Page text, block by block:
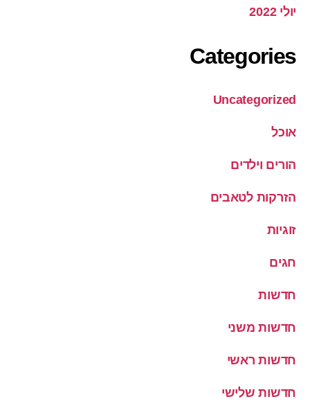
יולי 2022
Categories
Uncategorized
אוכל
הורים וילדים
הזרקות לטאבים
זוגיות
חגים
חדשות
חדשות משני
חדשות ראשי
חדשות שלישי